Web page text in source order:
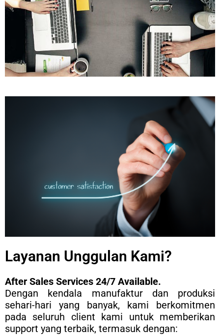
Layanan Unggulan Kami?
After Sales Services 24/7 Available.
Dengan kendala manufaktur dan produksi
sehari-hari yang banyak, kami berkomitmen
pada seluruh client kami untuk memberikan
support yang terbaik, termasuk dengan: